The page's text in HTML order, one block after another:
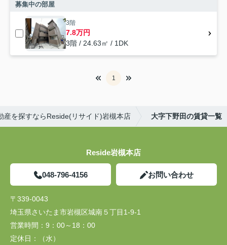
募集中の部屋
3階
7.8万円
3階 / 24.63㎡ / 1DK
1
産を探すならReside(リサイド)岩槻本店 大字下野田の賃貸一覧
Reside岩槻本店
048-796-4156 お問い合わせ
〒339-0043
埼玉県さいたま市岩槻区城南５丁目1-9-1
営業時間： 9：00～18：00
定休日：
（水）